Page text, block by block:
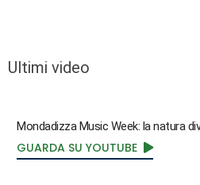
Ultimi video
Mondadizza Music Week: la natura
GUARDA SU YOUTUBE